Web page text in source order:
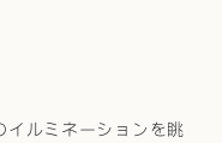
イルミネーションを眺